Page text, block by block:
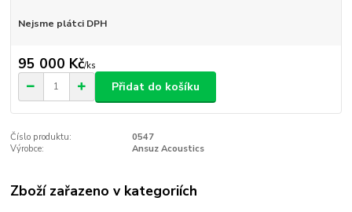
Nejsme plátci DPH
95 000 Kč/ks
Přidat do košíku
Číslo produktu:
0547
Výrobce:
Ansuz Acoustics
Zboží zařazeno v kategoriích